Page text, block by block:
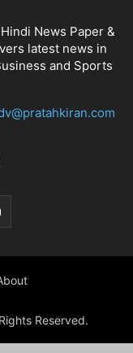
News Paper &
latest news in
and Sports
Reserved.